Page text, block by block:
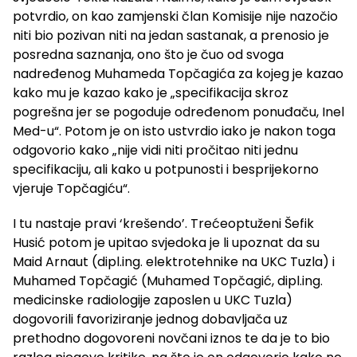
potvrdio, on kao zamjenski član Komisije nije nazočio
niti bio pozivan niti na jedan sastanak, a prenosio je
posredna saznanja, ono što je čuo od svoga
nadređenog Muhameda Topčagića za kojeg je kazao
kako mu je kazao kako je „specifikacija skroz
pogrešna jer se pogoduje određenom ponuđaču, Inel
Med-u“. Potom je on isto ustvrdio iako je nakon toga
odgovorio kako „nije vidi niti pročitao niti jednu
specifikaciju, ali kako u potpunosti i besprijekorno
vjeruje Topčagiću“.
I tu nastaje pravi ‘krešendo’. Trećeoptuženi Šefik
Husić potom je upitao svjedoka je li upoznat da su
Maid Arnaut (dipl.ing. elektrotehnike na UKC Tuzla) i
Muhamed Topčagić (Muhamed Topčagić, dipl.ing.
medicinske radiologije zaposlen u UKC Tuzla)
dogovorili favoriziranje jednog dobavljača uz
prethodno dogovoreni novčani iznos te da je to bio